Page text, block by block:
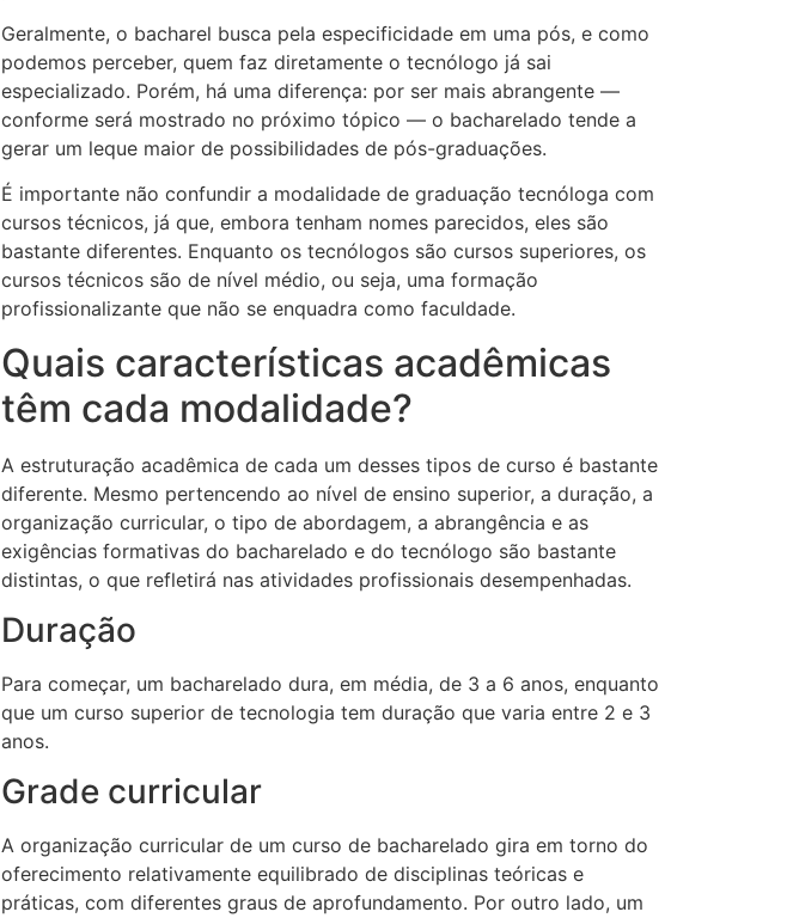
Geralmente, o bacharel busca pela especificidade em uma pós, e como
podemos perceber, quem faz diretamente o tecnólogo já sai
especializado. Porém, há uma diferença: por ser mais abrangente —
conforme será mostrado no próximo tópico — o bacharelado tende a
gerar um leque maior de possibilidades de pós-graduações.
É importante não confundir a modalidade de graduação tecnóloga com
cursos técnicos, já que, embora tenham nomes parecidos, eles são
bastante diferentes. Enquanto os tecnólogos são cursos superiores, os
cursos técnicos são de nível médio, ou seja, uma formação
profissionalizante que não se enquadra como faculdade.
Quais características acadêmicas
têm cada modalidade?
A estruturação acadêmica de cada um desses tipos de curso é bastante
diferente. Mesmo pertencendo ao nível de ensino superior, a duração, a
organização curricular, o tipo de abordagem, a abrangência e as
exigências formativas do bacharelado e do tecnólogo são bastante
distintas, o que refletirá nas atividades profissionais desempenhadas.
Duração
Para começar, um bacharelado dura, em média, de 3 a 6 anos, enquanto
que um curso superior de tecnologia tem duração que varia entre 2 e 3
anos.
Grade curricular
A organização curricular de um curso de bacharelado gira em torno do
oferecimento relativamente equilibrado de disciplinas teóricas e
práticas, com diferentes graus de aprofundamento. Por outro lado, um